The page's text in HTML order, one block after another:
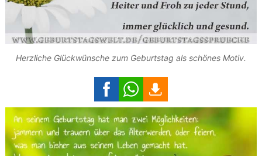
Herzliche Glückwünsche zum Geburtstag als schönes Motiv.